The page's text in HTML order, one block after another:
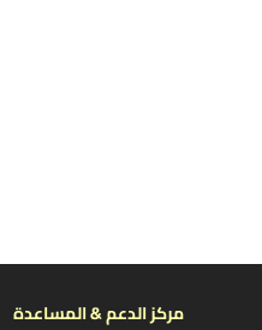
مركز الدعم & المساعدة